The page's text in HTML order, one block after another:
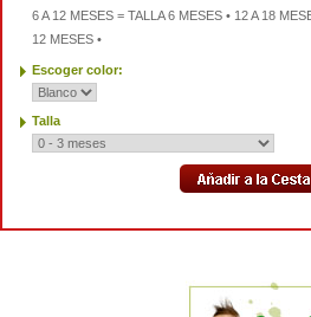
6 A 12 MESES = TALLA 6 MESES • 12 A 18
12 MESES •
Escoger color:
Talla